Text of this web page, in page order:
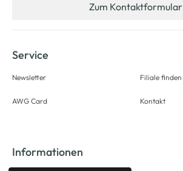
Zum Kontaktformular
Service
Newsletter
AWG Card
Filiale finden
Kontakt
Informationen